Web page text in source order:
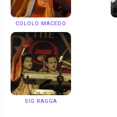
COLOLO MACEDO
SIG RAGGA